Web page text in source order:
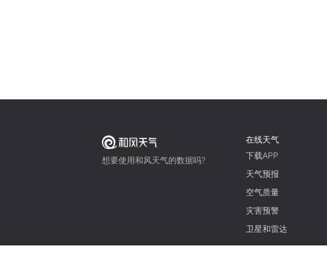
想要使用和风天气的数据吗?
在线天气
下载APP
天气预报
空气质量
灾害预警
卫星和雷达